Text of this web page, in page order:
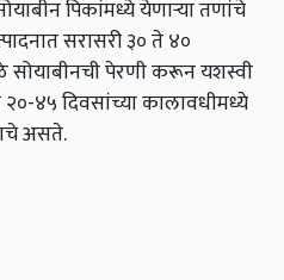
पिकांमध्ये येणार्‍या तणांचे
सरासरी ३० ते ४०
पेरणी करून यशस्वी
४५ दिवसांच्या कालावधीमध्ये
असते.